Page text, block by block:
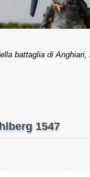
battaglia di Anghiari,
1547